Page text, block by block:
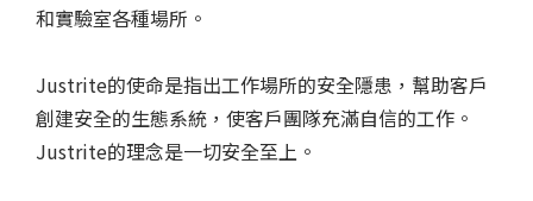
和實驗室各種場所。
Justrite的使命是指出工作場所的安全隱患，幫助客戶
創建安全的生態系統，使客戶團隊充滿自信的工作。
Justrite的理念是一切安全至上。